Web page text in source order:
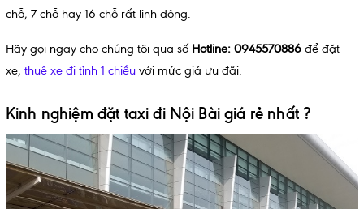
chỗ, 7 chỗ hay 16 chỗ rất linh động.
Hãy gọi ngay cho chúng tôi qua số Hotline: 0945570886 để đặt
xe, thuê xe đi tỉnh 1 chiều với mức giá ưu đãi.
Kinh nghiệm đặt taxi đi Nội Bài giá rẻ nhất ?